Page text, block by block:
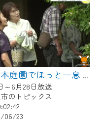
【日進】日本庭園でほっと一息 にっしんオープンガーデン
～6月28日放送
のトピックス
06/23